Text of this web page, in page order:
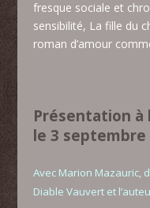
fresque sociale et
sensibilité, La fille du
roman d’amour
Présentation à
le 3 septembre
Avec Marion Mazauric,
Diable Vauvert et